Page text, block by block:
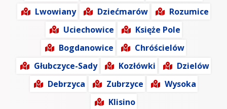
Lwowiany
Dziećmarów
Rozumice
Uciechowice
Księże Pole
Bogdanowice
Chróścielów
Głubczyce-Sady
Kozłówki
Dzielów
Debrzyca
Zubrzyce
Wysoka
Klisino